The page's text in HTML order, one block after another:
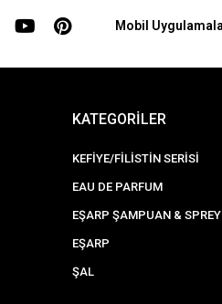
Mobil
KATEGORİLER
KEFİYE/FİLİSTİN SERİSİ
EAU DE PARFUM
EŞARP ŞAMPUAN & SPREY
EŞARP
ŞAL